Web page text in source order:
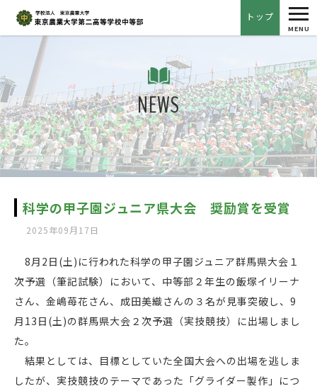
トップ
MENU
NEWS
科学の甲子園ジュニア県大会 奨励賞を受賞
2025年09月17日
8月2日(土)に行われた科学の甲子園ジュニア群馬県大会１
次予選（筆記試験）において、中等部２年生の飯塚イリーナ
さん、金嶋苺花さん、成田美織さんの３名が見事突破し、9
月13日(土)の群馬県大会２次予選（実技競技）に出場しまし
た。
結果としては、目標としていた全国大会への出場を逃しま
したが、実技競技のテーマであった「グライダー製作」につ